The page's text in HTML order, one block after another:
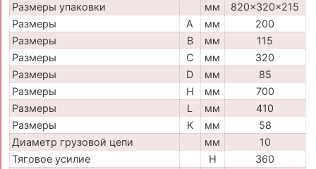
Размеры упаковки
мм
820x320x215
Размеры
A мм
200
Размеры
B мм
115
Размеры
C мм
320
Размеры
D мм
85
Размеры
H мм
700
Размеры
L мм
410
Размеры
K мм
58
Диаметр грузовой цепи
мм
10
Тяговое усилие
H
360